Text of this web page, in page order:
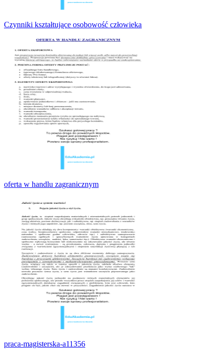
Czynniki kształtujące osobowość człowieka
oferta w handlu zagranicznym
praca-magisterska-a11356